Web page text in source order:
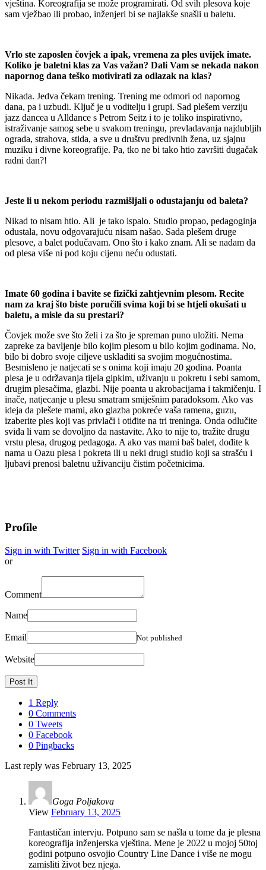
vještina. Koreografija se može programirati. Od svih plesova koje
sam vježbao ili probao, inženjeri bi se najlakše snašli u baletu.
Vrlo ste zaposlen čovjek a ipak, vremena za ples uvijek imate.
Koliko je baletni klas za Vas važan? Dali Vam se nekada nakon
napornog dana teško motivirati za odlazak na klas?
Nikada. Jedva čekam trening. Trening me odmori od napornog
dana, pa i uzbudi. Ključ je u voditelju i grupi. Sad plešem verziju
jazz dancea u Alldance s Petrom Seitz i to je toliko inspirativno,
istraživanje samog sebe u svakom treningu, prevladavanja najdubljih
ograda, strahova, stida, a sve u društvu predivnih žena, uz sjajnu
muziku i divne koreografije. Pa, tko ne bi tako htio završiti dugačak
radni dan?!
Jeste li u nekom periodu razmišljali o odustajanju od baleta?
Nikad to nisam htio. Ali je tako ispalo. Studio propao, pedagoginja
odustala, novu odgovarajuću nisam našao. Sada plešem druge
plesove, a balet podučavam. Ono što i kako znam. Ali se nadam da
od plesa više ni pod koju cijenu neću odustati.
Imate 60 godina i bavite se fizički zahtjevnim plesom. Recite
nam za kraj što biste poručili svima koji bi se htjeli okušati u
baletu, a misle da su prestari?
Čovjek može sve što želi i za što je spreman puno uložiti. Nema
zapreke za bavljenje bilo kojim plesom u bilo kojim godinama. No,
bilo bi dobro svoje ciljeve uskladiti sa svojim mogućnostima.
Besmisleno je natjecati se s onima koji imaju 20 godina. Poanta
plesa je u održavanja tijela gipkim, uživanju u pokretu i sebi samom,
drugim plesačima, glazbi. Nije poanta u akrobacijama i takmičenju. I
inače, natjecanje u plesu smatram smiješnim paradoksom. Ako vas
ideja da plešete mami, ako glazba pokreće vaša ramena, guzu,
izaberite ples koji vas privlači i otiđite na tri treninga. Onda odlučite
sviđa li vam se dovoljno da nastavite. Ako to nije to, tražite drugu
vrstu plesa, drugog pedagoga. A ako vas mami baš balet, dođite k
nama u Oazu plesa i pokreta ili u neki drugi studio koji sa strašću i
ljubavi prenosi baletnu uživanciju čistim početnicima.
Profile
Sign in with Twitter Sign in with Facebook
or
Comment
Name
Email Not published
Website
1 Reply
0 Comments
0 Tweets
0 Facebook
0 Pingbacks
Last reply was February 13, 2025
Goga Poljakova
View February 13, 2025
Fantastičan intervju. Potpuno sam se našla u tome da je plesna
koreografija inženjerska vještina. Mene je 2022 u mojoj 50toj
godini potpuno osvojio Country Line Dance i više ne mogu
zamisliti život bez njega.